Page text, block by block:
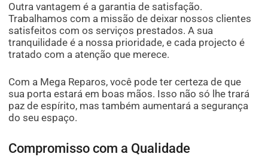
Outra vantagem é a garantia de satisfação.
Trabalhamos com a missão de deixar nossos clientes
satisfeitos com os serviços prestados. A sua
tranquilidade é a nossa prioridade, e cada projecto é
tratado com a atenção que merece.
Com a Mega Reparos, você pode ter certeza de que
sua porta estará em boas mãos. Isso não só lhe trará
paz de espírito, mas também aumentará a segurança
do seu espaço.
Compromisso com a Qualidade